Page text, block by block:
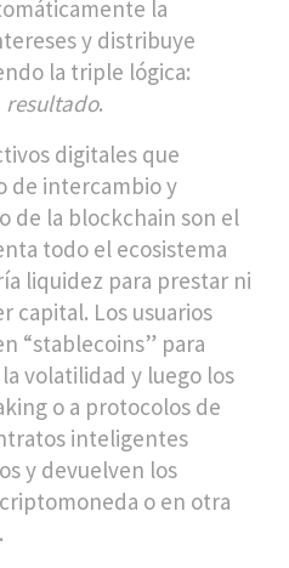
la
y distribuye
la triple lógica:
.
digitales que
de intercambio y
de la blockchain son el
todo el ecosistema
liquidez para prestar ni
capital. Los usuarios
“stablecoins” para
volatilidad y luego los
o a protocolos de
inteligentes
y devuelven los
o en otra